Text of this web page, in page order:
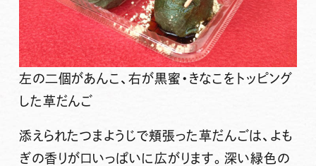
左の二個があんこ、右が黒蜜・きなこをトッピング
した草だんご
添えられたつまようじで頬張った草だんごは、よも
ぎの香りが口いっぱいに広がります。深い緑色の